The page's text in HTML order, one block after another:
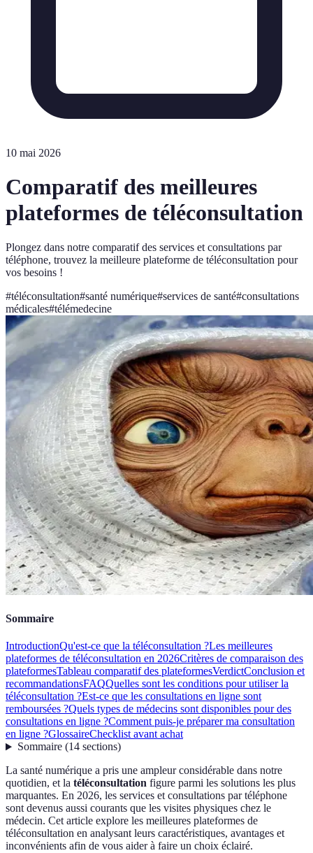
10 mai 2026
Comparatif des meilleures
plateformes de téléconsultation
Plongez dans notre comparatif des services et consultations par
téléphone, trouvez la meilleure plateforme de téléconsultation pour
vos besoins !
#téléconsultation#santé numérique#services de santé#consultations
médicales#télémedecine
Sommaire
IntroductionQu'est-ce que la téléconsultation ?Les meilleures
plateformes de téléconsultation en 2026Critères de comparaison des
plateformesTableau comparatif des plateformesVerdictConclusion et
recommandationsFAQQuelles sont les conditions pour utiliser la
téléconsultation ?Est-ce que les consultations en ligne sont
remboursées ?Quels types de médecins sont disponibles pour des
consultations en ligne ?Comment puis-je préparer ma consultation
en ligne ?GlossaireChecklist avant achat
Sommaire(14 sections)
La santé numérique a pris une ampleur considérable dans notre
quotidien, et la téléconsultation figure parmi les solutions les plus
marquantes. En 2026, les services et consultations par téléphone
sont devenus aussi courants que les visites physiques chez le
médecin. Cet article explore les meilleures plateformes de
téléconsultation en analysant leurs caractéristiques, avantages et
inconvénients afin de vous aider à faire un choix éclairé.